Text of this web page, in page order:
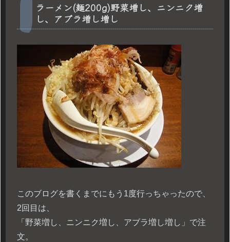
ラーメン(麺200g)野菜増し、ニンニク増
し、アブラ増し増し
このブログを書くまでにもう1度行っちゃったので、
2回目は、
「野菜増し、ニンニク増し、アブラ増し増し」で注
文。